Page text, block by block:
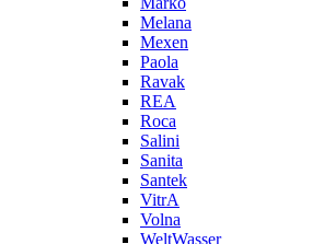
Melana
Mexen
Paola
Ravak
REA
Roca
Salini
Sanita
Santek
VitrA
Volna
WeltWasser